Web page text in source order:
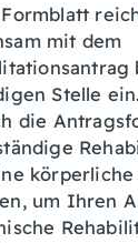
mit dem
Stelle
die
um Ihren